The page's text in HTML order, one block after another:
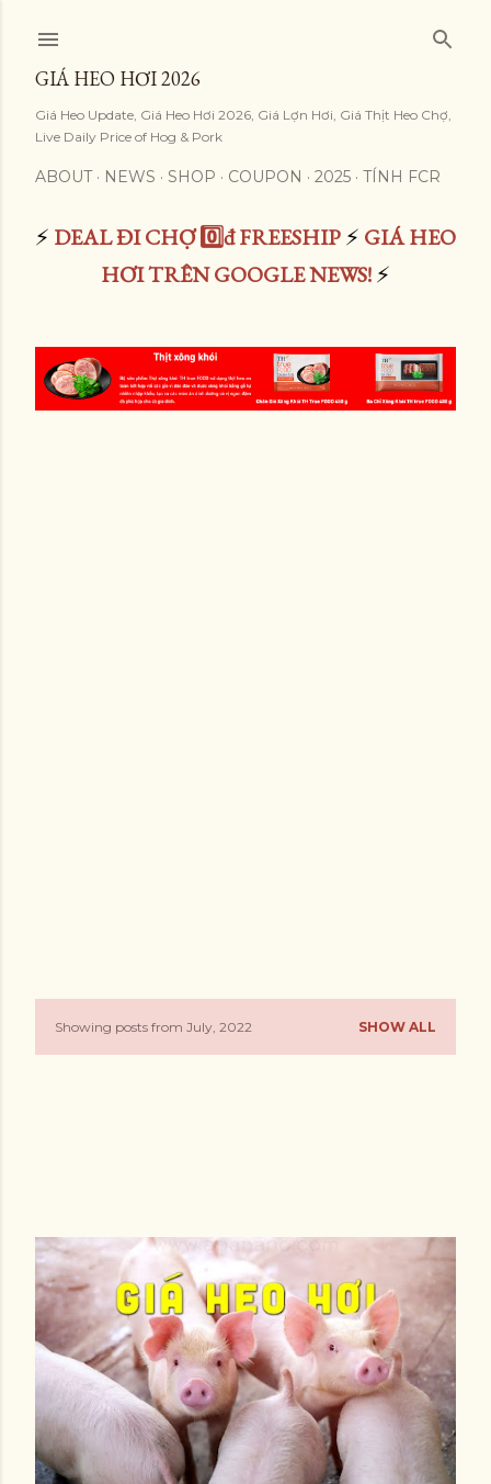
GIÁ HEO HƠI 2026
Giá Heo Update, Giá Heo Hơi 2026, Giá Lợn Hơi, Giá Thịt Heo Chợ,
Live Daily Price of Hog & Pork
ABOUT NEWS SHOP COUPON 2025 TÍNH FCR
⚡ DEAL ĐI CHỢ 0️⃣đ FREESHIP⚡ GIÁ HEO
HƠI TRÊN GOOGLE NEWS!⚡
PShowing posts from July, 2022 SHOW ALL